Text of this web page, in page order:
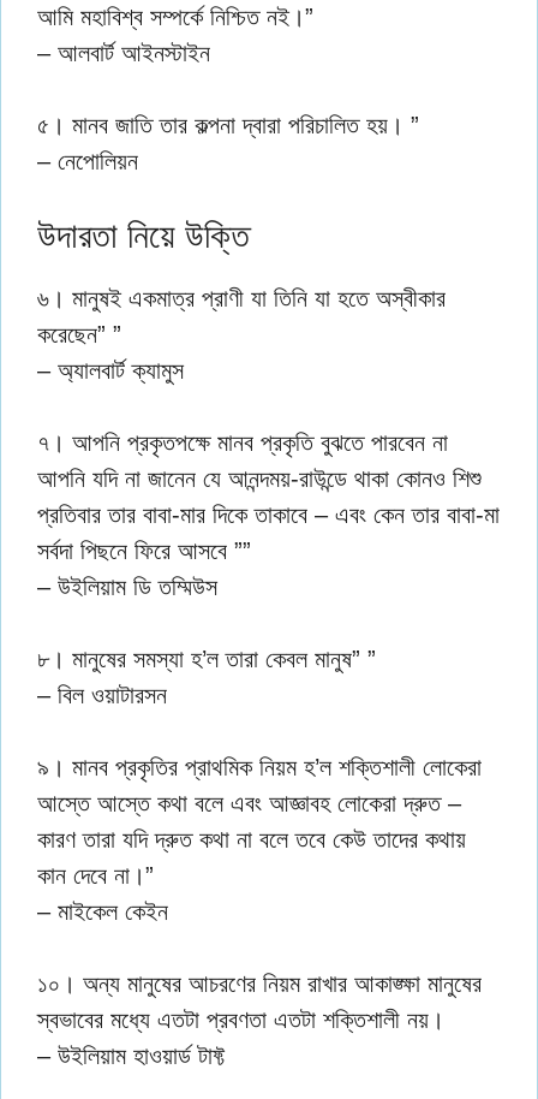
আমি মহাবিশ্ব সম্পর্কে নিশ্চিত নই।”
– আলবার্ট আইনস্টাইন
৫। মানব জাতি তার কল্পনা দ্বারা পরিচালিত হয়। ”
– নেপোলিয়ন
উদারতা নিয়ে উক্তি
৬। মানুষই একমাত্র প্রাণী যা তিনি যা হতে অস্বীকার
করেছেন” ”
– অ্যালবার্ট ক্যামুস
৭। আপনি প্রকৃতপক্ষে মানব প্রকৃতি বুঝতে পারবেন না
আপনি যদি না জানেন যে আনন্দময়-রাউন্ডে থাকা কোনও শিশু
প্রতিবার তার বাবা-মার দিকে তাকাবে – এবং কেন তার বাবা-মা
সর্বদা পিছনে ফিরে আসবে ””
– উইলিয়াম ডি তম্মিউস
৮। মানুষের সমস্যা হ’ল তারা কেবল মানুষ” ”
– বিল ওয়াটারসন
৯। মানব প্রকৃতির প্রাথমিক নিয়ম হ’ল শক্তিশালী লোকেরা
আস্তে আস্তে কথা বলে এবং আজ্ঞাবহ লোকেরা দ্রুত –
কারণ তারা যদি দ্রুত কথা না বলে তবে কেউ তাদের কথায়
কান দেবে না।”
– মাইকেল কেইন
১০। অন্য মানুষের আচরণের নিয়ম রাখার আকাঙ্ক্ষা মানুষের
স্বভাবের মধ্যে এতটা প্রবণতা এতটা শক্তিশালী নয়।
– উইলিয়াম হাওয়ার্ড টাফ্ট